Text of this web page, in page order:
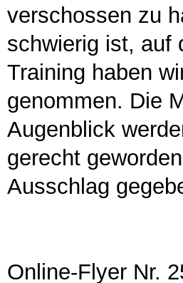
verschossen zu
schwierig ist, auf
Training haben
genommen. Die
Augenblick
gerecht
Ausschlag
Online-Flyer Nr.